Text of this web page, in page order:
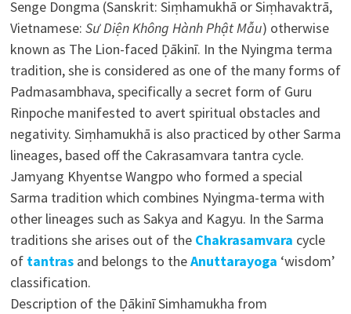
Senge Dongma (Sanskrit: Siṃhamukhā or Siṃhavaktrā,
Vietnamese: Sư Diện Không Hành Phật Mẫu) otherwise
known as The Lion-faced Ḍākinī. In the Nyingma terma
tradition, she is considered as one of the many forms of
Padmasambhava, specifically a secret form of Guru
Rinpoche manifested to avert spiritual obstacles and
negativity. Siṃhamukhā is also practiced by other Sarma
lineages, based off the Cakrasamvara tantra cycle.
Jamyang Khyentse Wangpo who formed a special
Sarma tradition which combines Nyingma-terma with
other lineages such as Sakya and Kagyu. In the Sarma
traditions she arises out of the Chakrasamvara cycle
of tantrasand belongs to theAnuttarayoga ‘wisdom’
classification.
Description of the Ḍākinī Simhamukha from